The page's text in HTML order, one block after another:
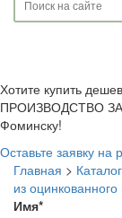
Хотите купить
ПРОИЗВОДСТВО
Фоминску!
Оставьте заявку
Главная >
из
Имя*